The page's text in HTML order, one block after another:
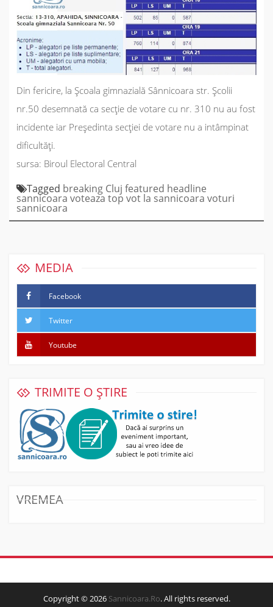
Din fericire, la Școala gimnazială Sânnicoara str. Școlii
nr.50 desemnată ca secție de votare cu nr. 310 nu au fost
incidente iar Președinta secției de votare nu a intâmpinat
dificultăți.
sursa: Biroul Electoral Central
Tagged breaking Cluj featured headline
sannicoara voteaza top vot la sannicoara voturi
sannicoara
MEDIA
Facebook
Twitter
Youtube
TRIMITE O ȘTIRE
VREMEA
Copyright © 2026 Sannicoara.Ro. All rights reserved.